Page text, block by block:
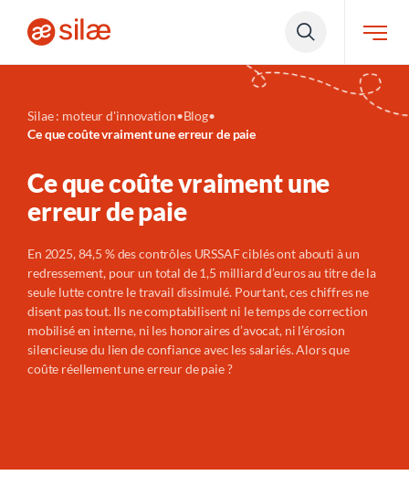
Silae : moteur d'innovation•Blog•
Ce que coûte vraiment une erreur de paie
Ce que coûte vraiment une
erreur de paie
En 2025, 84,5 % des contrôles URSSAF ciblés ont abouti à un
redressement, pour un total de 1,5 milliard d’euros au titre de la
seule lutte contre le travail dissimulé. Pourtant, ces chiffres ne
disent pas tout. Ils ne comptabilisent ni le temps de correction
mobilisé en interne, ni les honoraires d’avocat, ni l’érosion
silencieuse du lien de confiance avec les salariés.Alors que
coûte réellement une erreur de paie ?